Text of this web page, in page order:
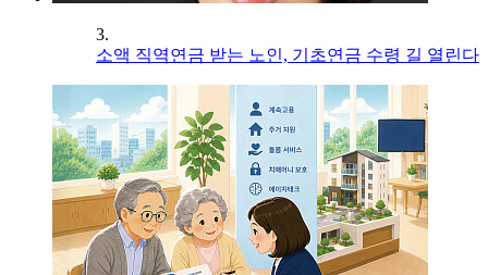
3.
소액 직역연금 받는 노인, 기초연금 수령 길 열린다